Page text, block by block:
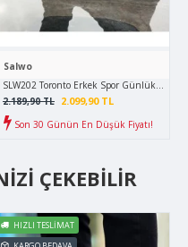
Cilt Bot CBT - Taba
Salwo
SLW202 Toronto Erkek Spor Günlük
2.099,90 TL
2.189,90 TL
Son 30 Günün En Düşük Fiyatı!
ÇEKEBILIR
HIZLI TESLIMAT